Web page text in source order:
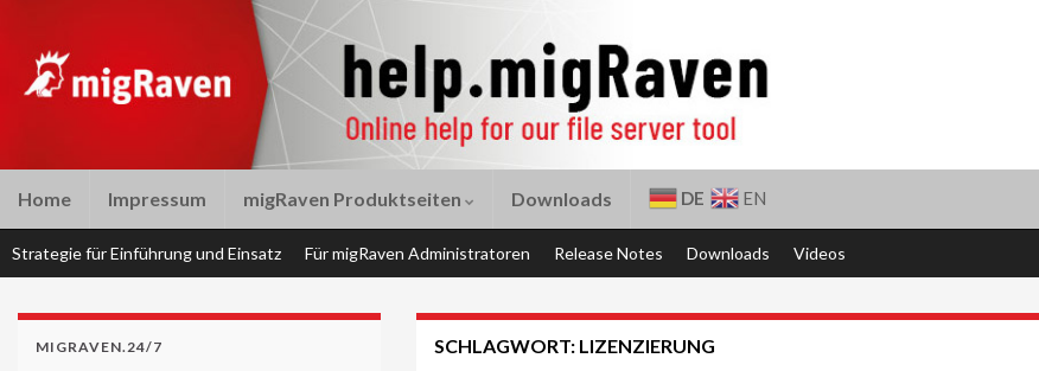
Home Impressum migRaven Produktseiten Downloads DE EN
Strategie für Einführung und Einsatz Für migRaven Administratoren Release Notes Downloads Videos
MIGRAVEN.24/7 SCHLAGWORT: LIZENZIERUNG